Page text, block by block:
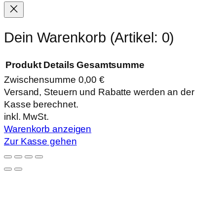
Dein Warenkorb (Artikel: 0)
Produkte
im
Warenkorb
Produkt Details Gesamtsumme
Zwischensumme 0,00 €
Versand, Steuern und Rabatte werden an der
Kasse berechnet.
inkl. MwSt.
Warenkorb anzeigen
Zur Kasse gehen